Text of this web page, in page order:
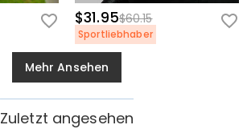
$31.95$60.15
Sportliebhaber
Mehr Ansehen
Zuletzt angesehen